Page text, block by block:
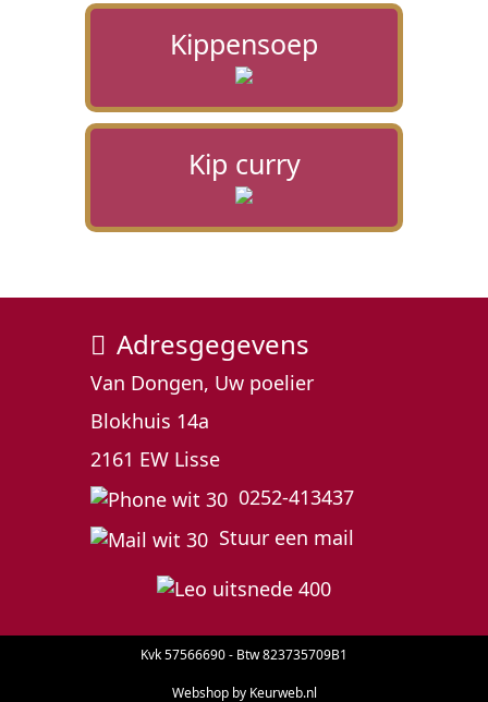
Kippensoep
Kip curry
Adresgegevens
Van Dongen, Uw poelier
Blokhuis 14a
2161 EW Lisse
0252-413437
Stuur een mail
Kvk 57566690 - Btw 823735709B1
Webshop by Keurweb.nl